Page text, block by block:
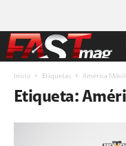
A
Inicio Etiquetas América Móvil
Etiqueta: